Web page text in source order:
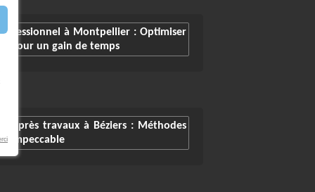
à Montpellier : Optimiser
pour un gain de temps
après travaux à Béziers : Méthodes
impeccable